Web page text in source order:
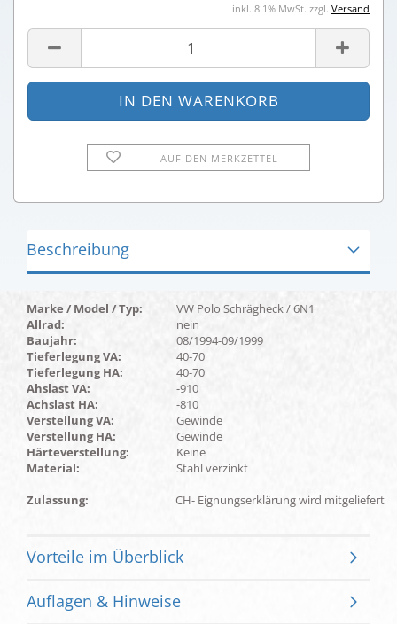
inkl. 8.1% MwSt. zzgl. Versand
AUF DEN MERKZETTEL
Beschreibung
Marke / Model / Typ:
VW Polo Schrägheck / 6N1
Allrad:
nein
Baujahr:
08/1994-09/1999
Tieferlegung VA:
40-70
Tieferlegung HA:
40-70
Ahslast VA:
-910
Achslast HA:
-810
Verstellung VA:
Gewinde
Verstellung HA:
Gewinde
Härteverstellung:
Keine
Material:
Stahl verzinkt
Zulassung:
CH- Eignungserklärung wird mitgeliefert
Vorteile im Überblick
Auflagen & Hinweise